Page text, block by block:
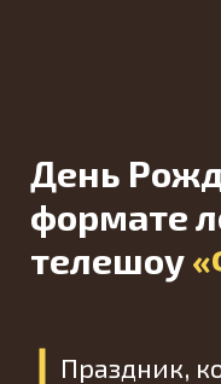
Праздник,
День
формате
телешоу